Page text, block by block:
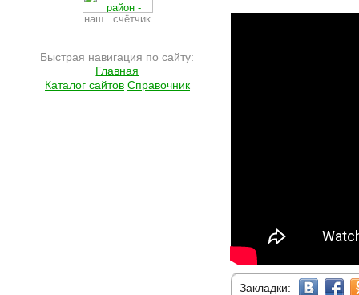
наш счётчик
Быстрая навигация по сайту:
Главная
Каталог сайтов Справочник
Закладки: